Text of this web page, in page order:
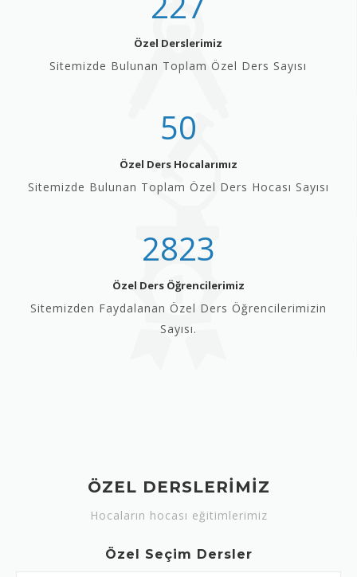
Özel Derslerimiz
Sitemizde Bulunan Toplam Özel Ders Sayısı
50
Özel Ders Hocalarımız
Sitemizde Bulunan Toplam Özel Ders Hocası Sayısı
2823
Özel Ders Öğrencilerimiz
Sitemizden Faydalanan Özel Ders Öğrencilerimizin
Sayısı.
ÖZEL DERSLERİMİZ
Hocaların hocası eğitimlerimiz
Özel Seçim Dersler